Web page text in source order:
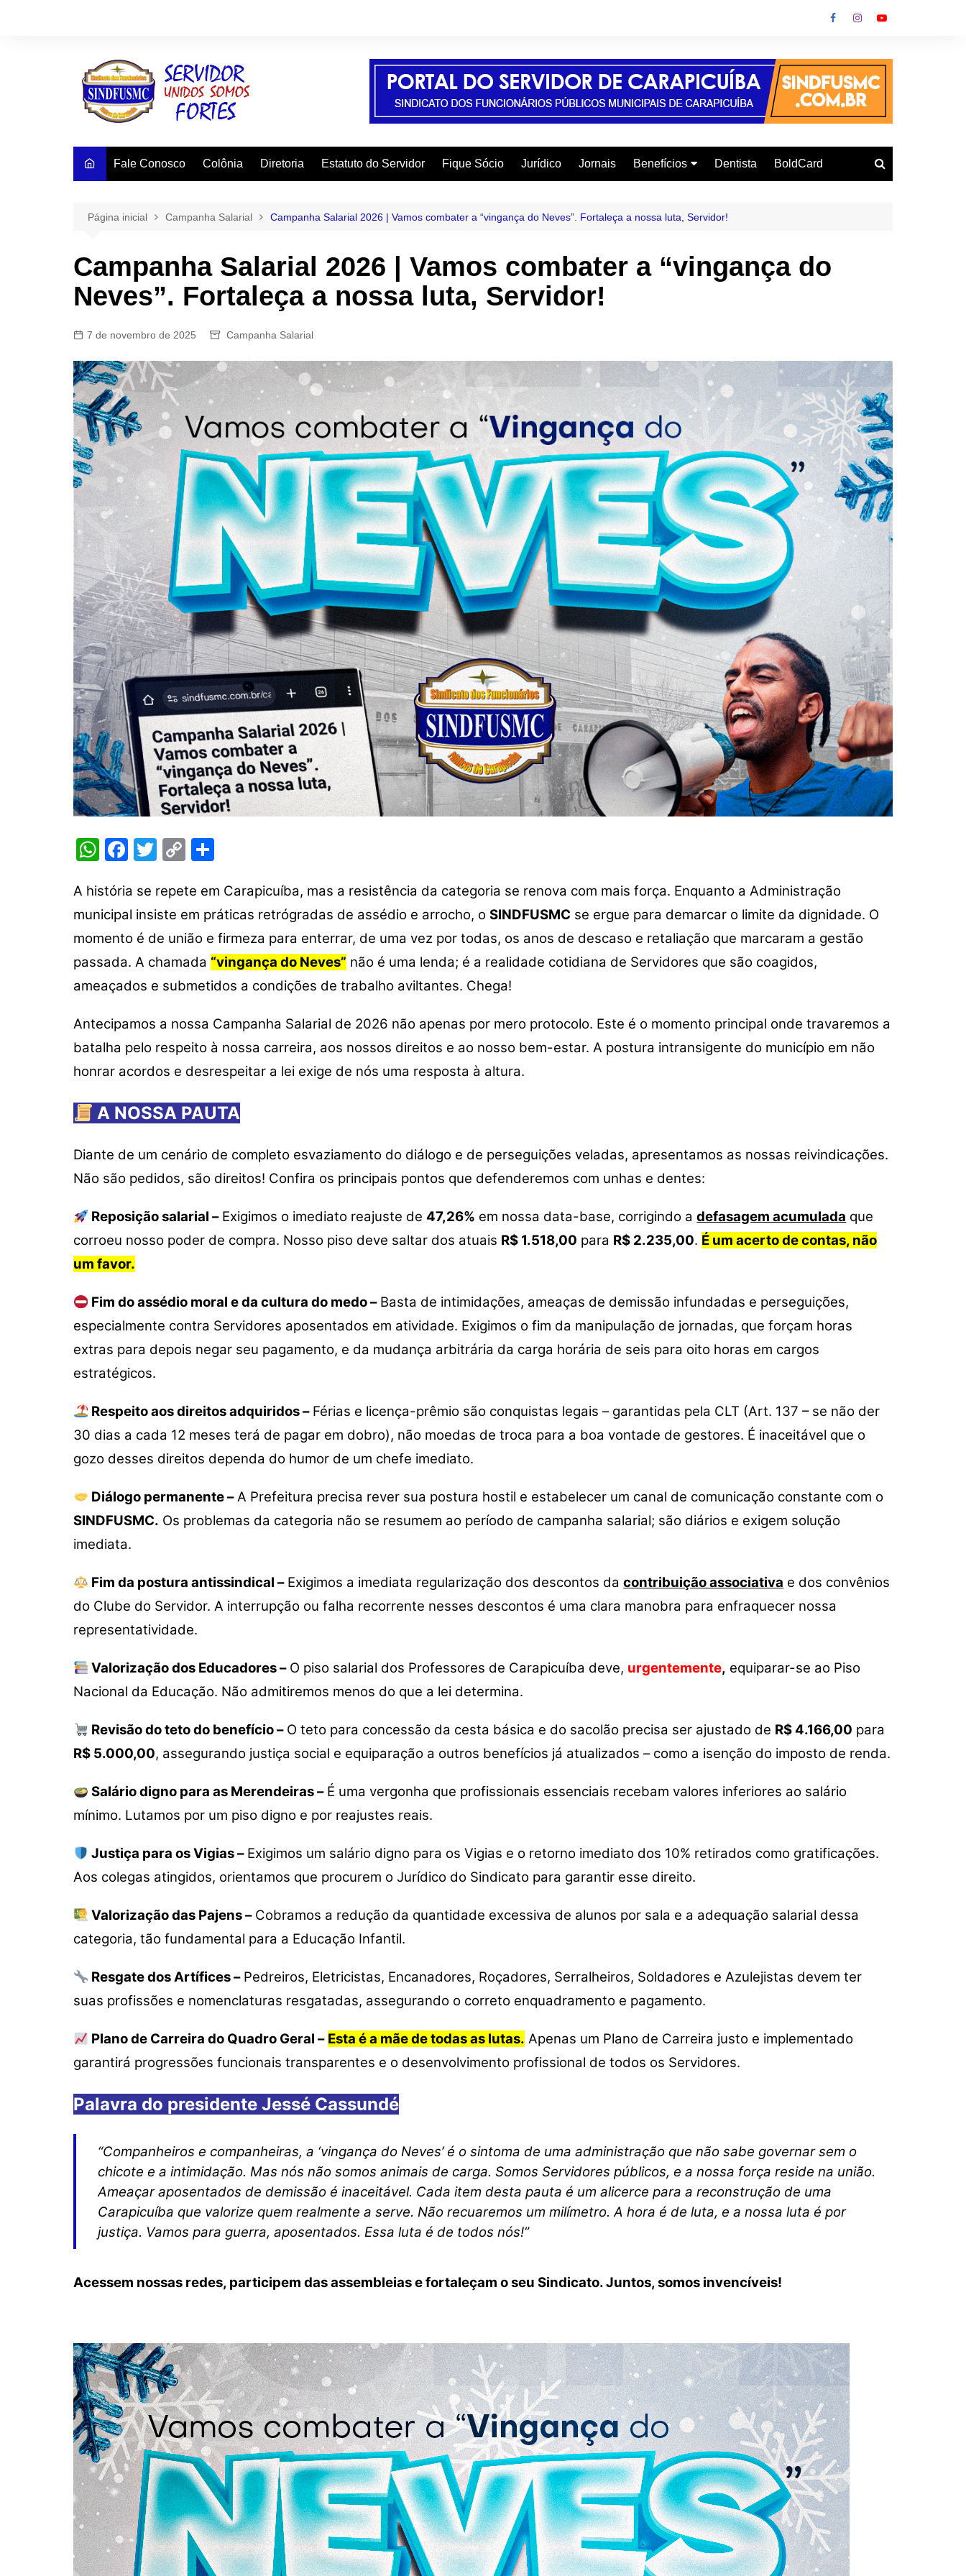
Fale Conosco Colônia Diretoria Estatuto do Servidor Fique Sócio Jurídico Jornais Benefícios
Curso de Informática
Curso de Inglês
Linha de Crédito
Roupas e Moda
Material de Construção
Mafisa Turismo
Nivalmix
Odontologia
Ótica
Supermercado
Dentista BoldCard
Página inicial Campanha Salarial Campanha Salarial 2026 | Vamos combater a “vingança do Neves”. Fortaleça a nossa luta, Servidor!
Campanha Salarial 2026 | Vamos combater a “vingança do
Neves”. Fortaleça a nossa luta, Servidor!
7 de novembro de 2025 Campanha Salarial
W
at
s
A
p
p
F
c
e
b
o
o
T
itt
er
C
p
y
Li
n
k
ar
e
A história se repete em Carapicuíba, mas a resistência da categoria se renova com mais força. Enquanto a Administração
municipal insiste em práticas retrógradas de assédio e arrocho, o SINDFUSMC se ergue para demarcar o limite da dignidade. O
momento é de união e firmeza para enterrar, de uma vez por todas, os anos de descaso e retaliação que marcaram a gestão
passada. A chamada “vingança do Neves” não é uma lenda; é a realidade cotidiana de Servidores que são coagidos,
ameaçados e submetidos a condições de trabalho aviltantes. Chega!
Antecipamos a nossa Campanha Salarial de 2026 não apenas por mero protocolo. Este é o momento principal onde travaremos a
batalha pelo respeito à nossa carreira, aos nossos direitos e ao nosso bem-estar. A postura intransigente do município em não
honrar acordos e desrespeitar a lei exige de nós uma resposta à altura.
A NOSSA PAUTA
Diante de um cenário de completo esvaziamento do diálogo e de perseguições veladas, apresentamos as nossas reivindicações.
Não são pedidos, são direitos! Confira os principais pontos que defenderemos com unhas e dentes:
Reposição salarial –Exigimos o imediato reajuste de47,26% em nossa data-base, corrigindo adefasagem acumulada que
corroeu nosso poder de compra. Nosso piso deve saltar dos atuais R$ 1.518,00 para R$ 2.235,00. É um acerto de contas, não
um favor.
Fim do assédio moral e da cultura do medo –Basta de intimidações, ameaças de demissão infundadas e perseguições,
especialmente contra Servidores aposentados em atividade. Exigimos o fim da manipulação de jornadas, que forçam horas
extras para depois negar seu pagamento, e da mudança arbitrária da carga horária de seis para oito horas em cargos
estratégicos.
Respeito aos direitos adquiridos –Férias e licença-prêmio são conquistas legais – garantidas pela CLT (Art. 137 – se não der
30 dias a cada 12 meses terá de pagar em dobro), não moedas de troca para a boa vontade de gestores. É inaceitável que o
gozo desses direitos dependa do humor de um chefe imediato.
Diálogo permanente –A Prefeitura precisa rever sua postura hostil e estabelecer um canal de comunicação constante com o
SINDFUSMC. Os problemas da categoria não se resumem ao período de campanha salarial; são diários e exigem solução
imediata.
Fim da postura antissindical –Exigimos a imediata regularização dos descontos dacontribuição associativa e dos convênios
do Clube do Servidor. A interrupção ou falha recorrente nesses descontos é uma clara manobra para enfraquecer nossa
representatividade.
Valorização dos Educadores –O piso salarial dos Professores de Carapicuíba deve, urgentemente, equiparar-se ao Piso
Nacional da Educação. Não admitiremos menos do que a lei determina.
Revisão do teto do benefício –O teto para concessão da cesta básica e do sacolão precisa ser ajustado de R$ 4.166,00 para
R$ 5.000,00, assegurando justiça social e equiparação a outros benefícios já atualizados – como a isenção do imposto de renda.
Salário digno para as Merendeiras –É uma vergonha que profissionais essenciais recebam valores inferiores ao salário
mínimo. Lutamos por um piso digno e por reajustes reais.
Justiça para os Vigias –Exigimos um salário digno para os Vigias e o retorno imediato dos 10% retirados como gratificações.
Aos colegas atingidos, orientamos que procurem o Jurídico do Sindicato para garantir esse direito.
Valorização das Pajens –Cobramos a redução da quantidade excessiva de alunos por sala e a adequação salarial dessa
categoria, tão fundamental para a Educação Infantil.
Resgate dos Artífices –Pedreiros, Eletricistas, Encanadores, Roçadores, Serralheiros, Soldadores e Azulejistas devem ter
suas profissões e nomenclaturas resgatadas, assegurando o correto enquadramento e pagamento.
Plano de Carreira do Quadro Geral – Esta é a mãe de todas as lutas. Apenas um Plano de Carreira justo e implementado
garantirá progressões funcionais transparentes e o desenvolvimento profissional de todos os Servidores.
Palavra do presidente Jessé Cassundé
“Companheiros e companheiras, a ‘vingança do Neves’ é o sintoma de uma administração que não sabe governar sem o
chicote e a intimidação. Mas nós não somos animais de carga. Somos Servidores públicos, e a nossa força reside na união.
Ameaçar aposentados de demissão é inaceitável. Cada item desta pauta é um alicerce para a reconstrução de uma
Carapicuíba que valorize quem realmente a serve. Não recuaremos um milímetro. A hora é de luta, e a nossa luta é por
justiça. Vamos para guerra, aposentados. Essa luta é de todos nós!”
Acessem nossas redes, participem das assembleias e fortaleçam o seu Sindicato. Juntos, somos invencíveis!